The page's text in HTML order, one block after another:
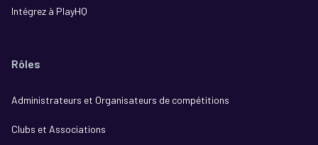
Intégrez à PlayHQ
Rôles
Administrateurs et Organisateurs de compétitions
Clubs et Associations